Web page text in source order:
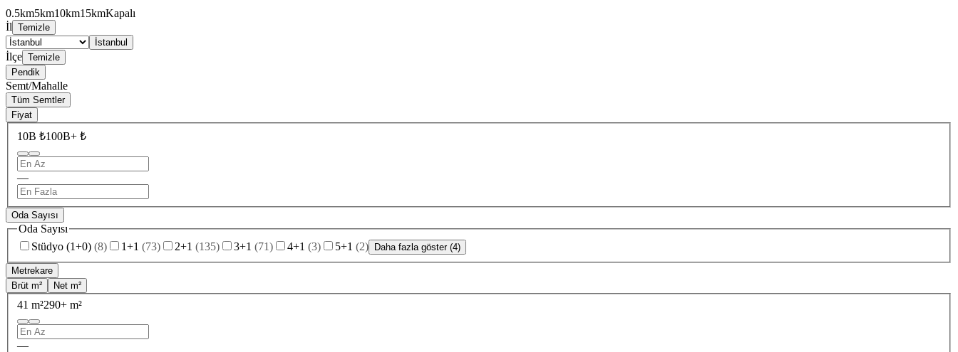
0.5km5km10km15kmKapalı
İl Temizle
İstanbul
İlçe Temizle
Pendik
Semt/Mahalle
Tüm Semtler
Fiyat
10B ₺100B+ ₺
—
Oda Sayısı
Oda Sayısı
Stüdyo (1+0) (8) 1+1 (73) 2+1 (135) 3+1 (71) 4+1 (3) 5+1 (2) Daha fazla göster (4)
Metrekare
Brüt m²
Net m²
41 m²290+ m²
—